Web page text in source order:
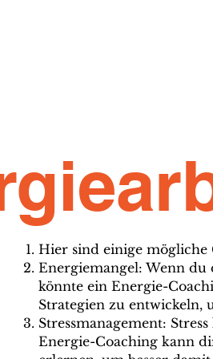
Hier sind einige mögliche
Energiemangel: Wenn
könnte ein Energie-
Strategien zu entwickeln,
Stressmanagement:
Energie-Coaching kann